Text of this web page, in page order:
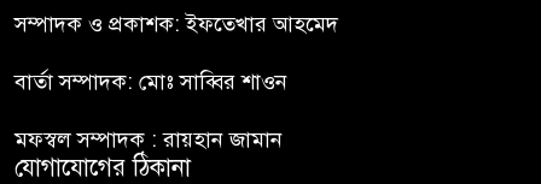
কিশোর
ভারত থেকে আসছে ২ দশমিক ৩
সম্পাদক ও প্রকাশক: ইফতেখার আহমেদ
বার্তা সম্পাদক: মোঃ সাব্বির শাওন
মফস্বল সম্পাদক : রায়হান জামান
যোগাযোগের ঠিকানা